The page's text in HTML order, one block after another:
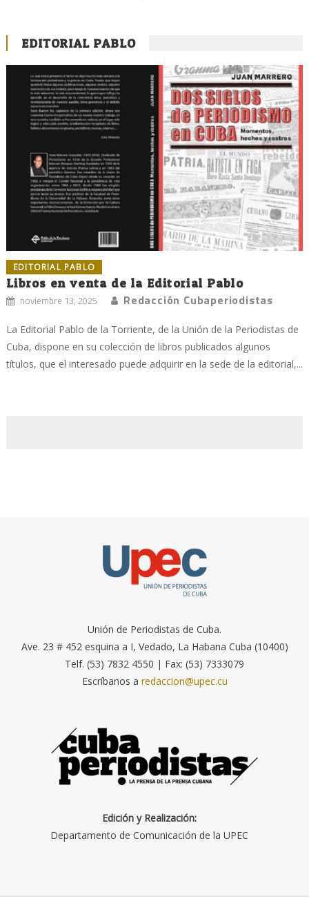
EDITORIAL PABLO
EDITORIAL PABLO
Libros en venta de la Editorial Pablo
noviembre 13, 2025 Redacción Cubaperiodistas
La Editorial Pablo de la Torriente, de la Unión de la Periodistas de
Cuba, dispone en su colección de libros publicados algunos
títulos, que el interesado puede adquirir en la sede de la editorial,...
Unión de Periodistas de Cuba.
Ave. 23 # 452 esquina a I, Vedado, La Habana Cuba (10400)
Telf. (53) 7832 4550 | Fax: (53) 7333079
Escríbanos a redaccion@upec.cu
Edición y Realización:
Departamento de Comunicación de la UPEC